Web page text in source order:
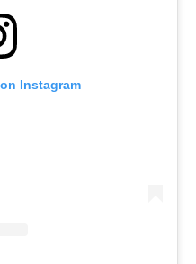
Instagram